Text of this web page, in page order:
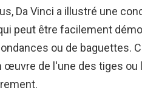
Da Vinci a illustré une
peut être facilement
ou de baguettes.
œuvre de l'une des tiges ou